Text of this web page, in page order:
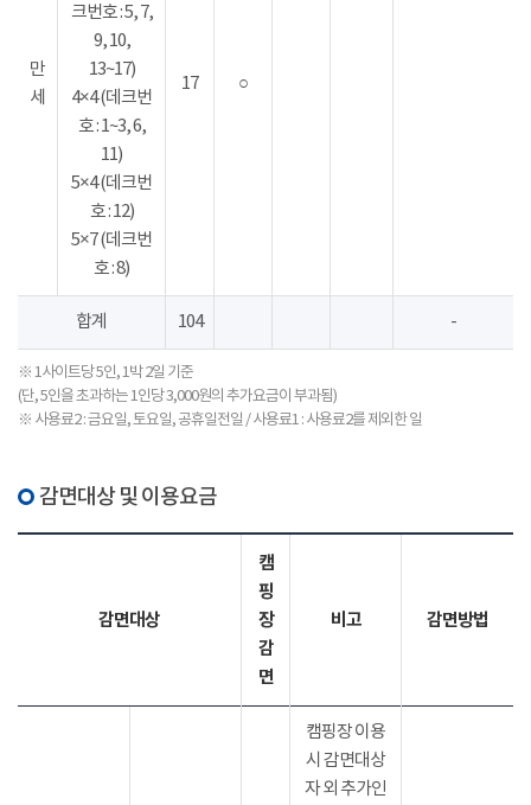
만
세
크번호 : 5, 7,
9, 10,
13~17)
4×4 (데크번
호 : 1~3, 6,
11)
5×4 (데크번
호 : 12)
5×7 (데크번
호 : 8)
17 ○
합계 104 -
※ 1사이트당 5인, 1박 2일 기준
(단, 5인을 초과하는 1인당 3,000원의 추가요금이 부과됨)
※ 사용료2 : 금요일, 토요일, 공휴일전일 / 사용료1 : 사용료2를 제외한 일
감면대상 및 이용요금
감면대상
캠
핑
장
감
면
비고 감면방법
캠핑장 이용
시 감면대상
자 외 추가인